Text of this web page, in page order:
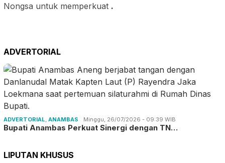
Nongsa untuk memperkuat .
ADVERTORIAL
ADVERTORIAL, ANAMBAS Minggu, 26/07/2026 - 09:39 WIB
Bupati Anambas Perkuat Sinergi dengan TN…
LIPUTAN KHUSUS